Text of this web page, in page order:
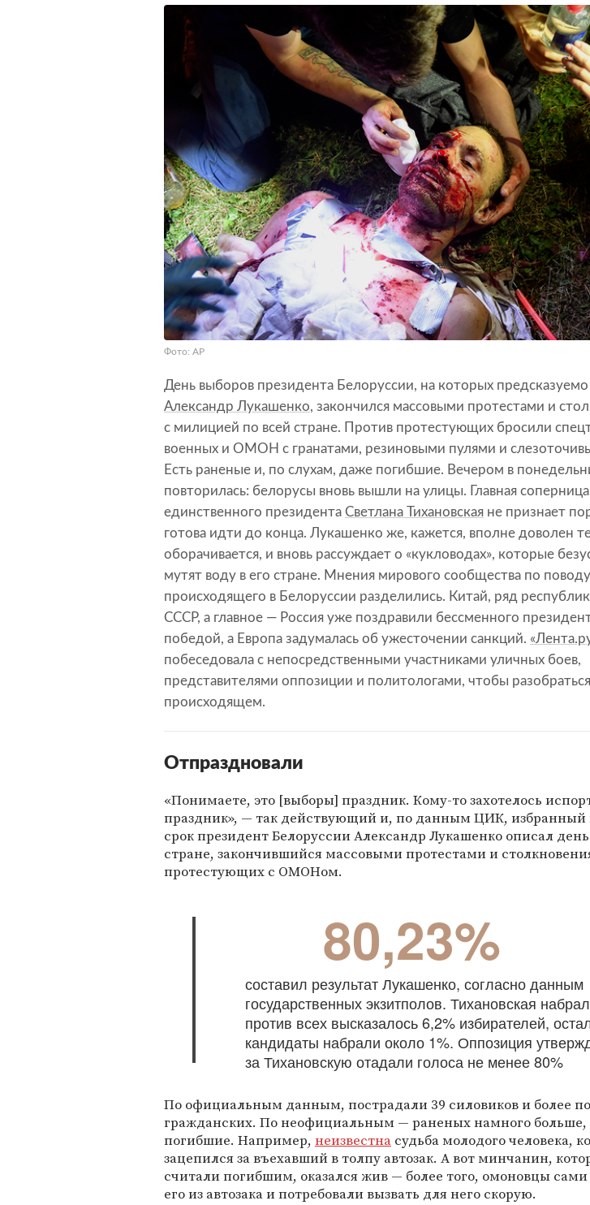
Фото: AP
День выборов президента Белоруссии, на которых
Александр Лукашенко, закончился массовыми протестами и
с милицией по всей стране. Против протестующих бросили
военных и ОМОН с гранатами, резиновыми пулями и
Есть раненые и, по слухам, даже погибшие. Вечером в
повторилась: белорусы вновь вышли на улицы. Главная
единственного президента Светлана Тихановская не признает
готова идти до конца. Лукашенко же, кажется, вполне доволен
оборачивается, и вновь рассуждает о «кукловодах», которые
мутят воду в его стране. Мнения мирового сообщества по поводу
происходящего в Белоруссии разделились. Китай, ряд
СССР, а главное — Россия уже поздравили бессменного
победой, а Европа задумалась об ужесточении санкций.
побеседовала с непосредственными участниками уличных боев,
представителями оппозиции и политологами, чтобы
происходящем.
Отпраздновали
«Понимаете, это [выборы] праздник. Кому-то захотелось
праздник», — так действующий и, по данным ЦИК, избранный
срок президент Белоруссии Александр Лукашенко описал
стране, закончившийся массовыми протестами и
протестующих с ОМОНом.
80,23%
составил результат Лукашенко, согласно данным
государственных экзитполов. Тихановская
против всех высказалось 6,2% избирателей,
кандидаты набрали около 1%. Оппозиция
за Тихановскую отадали голоса не менее 80%
По официальным данным, пострадали 39 силовиков и более
гражданских. По неофициальным — раненых намного больше,
погибшие. Например, неизвестна судьба молодого человека,
зацепился за въехавший в толпу автозак. А вот минчанин,
считали погибшим, оказался жив — более того, омоновцы сами
его из автозака и потребовали вызвать для него скорую.